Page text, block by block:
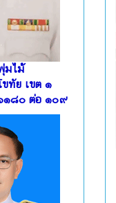
มไม้
ทัย เขต ๑
๑๘๐ ต่อ ๑๐๙